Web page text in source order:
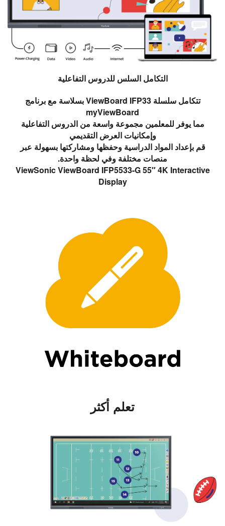
التكامل السلس للدروس التفاعلية
تتكامل سلسلة ViewBoard IFP33 بسلاسة مع برنامج
myViewBoard
مما يوفر للمعلمين مجموعة واسعة من الدروس التفاعلية
وإمكانيات العرض التقديمي
قم بإعداد المواد الدراسية وحفظها ومشاركتها بسهولة عبر
منصات مختلفة وفي لحظة واحدة.
ViewSonic ViewBoard IFP5533-G 55″ 4K Interactive
Display
تعلم أكثر